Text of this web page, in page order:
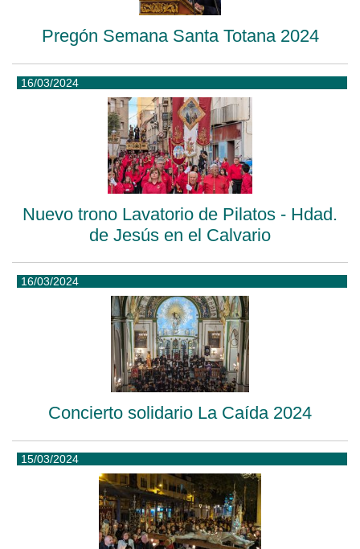
Pregón Semana Santa Totana 2024
16/03/2024
Nuevo trono Lavatorio de Pilatos - Hdad.
de Jesús en el Calvario
16/03/2024
Concierto solidario La Caída 2024
15/03/2024